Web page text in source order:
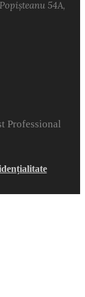
54A,
Professional